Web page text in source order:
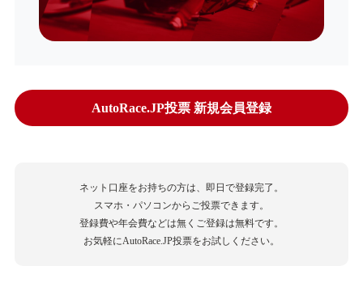
AutoRace.JP投票 新規会員登録
ネット口座をお持ちの方は、即日で登録完了。
スマホ・パソコンからご投票できます。
登録費や年会費などは無くご登録は無料です。
お気軽にAutoRace.JP投票をお試しください。